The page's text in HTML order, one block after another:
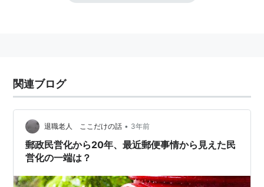
割・分社化された。
関連ブログ
退職老人 ここだけの話 • 3年前
郵政民営化から20年、最近郵便事情から見えた民
営化の一端は？